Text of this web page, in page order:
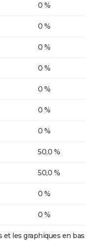
0 %
0 %
0 %
0 %
0 %
0 %
0 %
50,0 %
50,0 %
0 %
0 %
et les graphiques en bas